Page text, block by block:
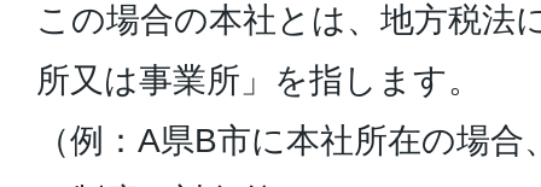
この場合の本社とは、地方税法
所又は事業所」を指します。
（例：A県B市に本社所在の場